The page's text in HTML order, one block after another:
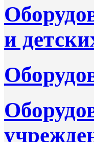
и